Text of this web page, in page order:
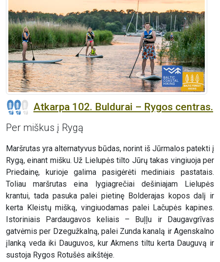
Atkarpa 102. Buldurai – Rygos centras.
Per miškus į Rygą
Maršrutas yra alternatyvus būdas, norint iš Jūrmalos patekti į
Rygą, einant mišku. Už Lielupės tilto Jūrų takas vingiuoja per
Priedainę, kurioje galima pasigėrėti mediniais pastatais.
Toliau maršrutas eina lygiagrečiai dešiniajam Lielupės
krantui, tada pasuka palei pietinę Bolderajas kopos dalį ir
kerta Kleistų mišką, vingiuodamas palei Lačupės kapines.
Istoriniais Pardaugavos keliais – Buļļu ir Daugavgrīvas
gatvėmis per Dzegužkalną, palei Zunda kanalą ir Agenskalno
įlanką veda iki Dauguvos, kur Akmens tiltu kerta Dauguvą ir
sustoja Rygos Rotušės aikštėje.